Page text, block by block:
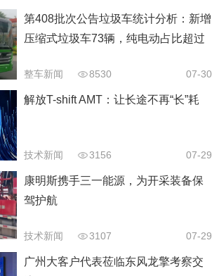
第408批次公告垃圾车统计分析：新增
压缩式垃圾车73辆，纯电动占比超过
整车新闻 8530 07-30
解放T-shift AMT：让长途不再“长”耗
技术新闻 3156 07-29
康明斯携手三一能源，为开采装备保
驾护航
技术新闻 3107 07-29
广州大客户代表莅临东风龙擎考察交